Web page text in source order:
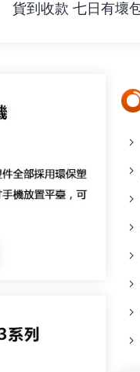
貨到收款 七日有壞